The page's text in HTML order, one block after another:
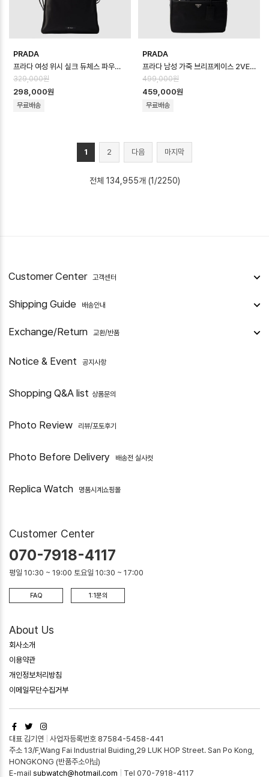
PRADA
프라다 여성 위시 실크 듀체스 파우치 1NK063 - Prada Womens Wish Si…
329,000원
298,000원
무료배송
PRADA
프라다 남성 가죽 브리프케이스 2VE029 - Prada Mens Leather Brief…
499,000원
459,000원
무료배송
1 2 다음 마지막
전체 134,955개 (1/2250)
Customer Center 고객센터
Shipping Guide 배송안내
Exchange/Return 교환/반품
Notice & Event 공지사항
Shopping Q&A list 상품문의
Photo Review 리뷰/포토후기
Photo Before Delivery 배송전 실사컷
Replica Watch 명품시계쇼핑몰
Customer Center
070-7918-4117
평일 10:30 ~ 19:00 토요일 10:30 ~ 17:00
FAQ 1:1문의
About Us
회사소개
이용약관
개인정보처리방침
이메일무단수집거부
대표 김기연
사업자등록번호 87584-5458-441
주소 13/F,Wang Fai Industrial Buiding,29 LUK HOP Street. San Po Kong,
HONGKONG (반품주소아님)
E-mail subwatch@hotmail.com Tel 070-7918-4117